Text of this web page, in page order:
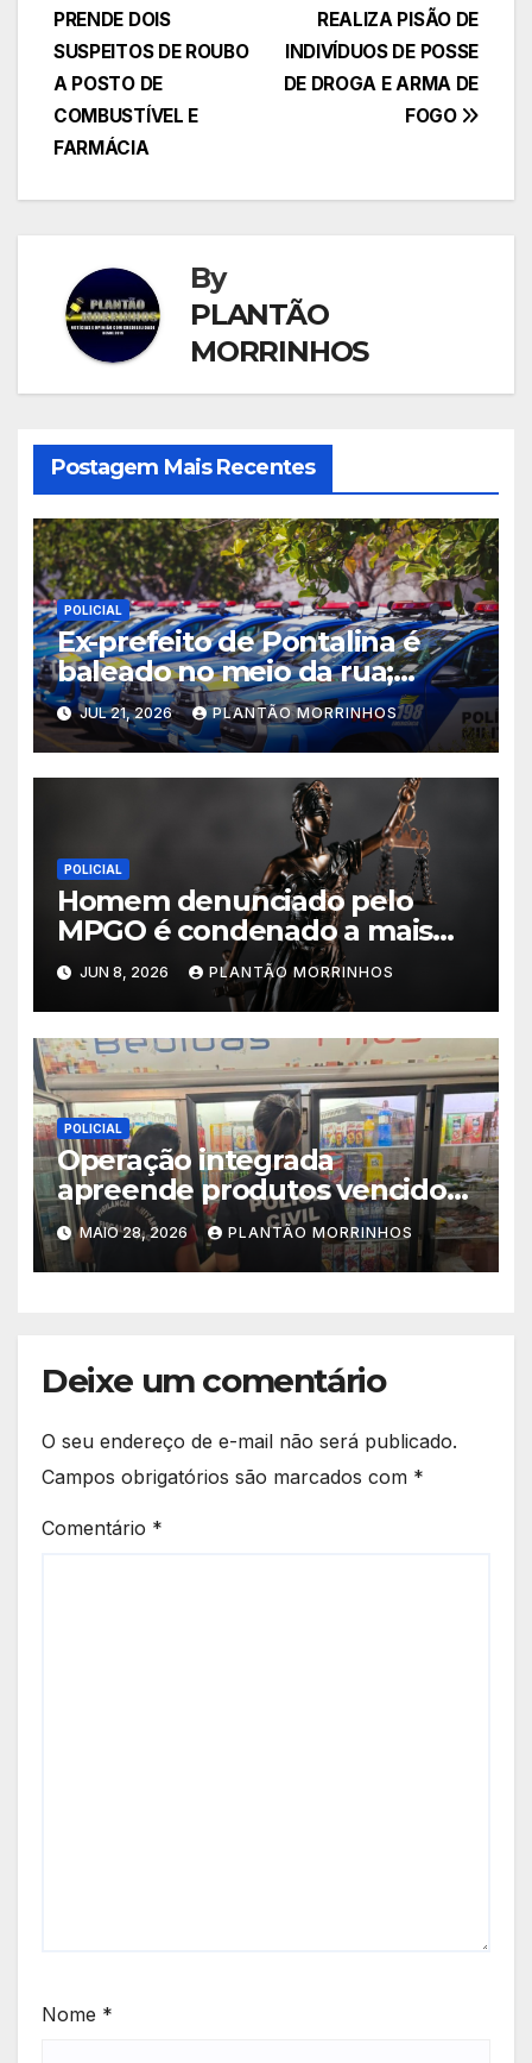
de
Post
REALIZA PISÃO DE
INDIVÍDUOS DE POSSE
DE DROGA E ARMA DE
FOGO
PRENDE DOIS
SUSPEITOS DE ROUBO
A POSTO DE
COMBUSTÍVEL E
FARMÁCIA
By
PLANTÃO
MORRINHOS
Postagem Mais Recentes
POLICIAL
Ex-prefeito de Pontalina é
baleado no meio da rua;
suspeito fugiu
JUL 21, 2026 PLANTÃO MORRINHOS
POLICIAL
Homem denunciado pelo
MPGO é condenado a mais
de 43 anos de prisão em caso
de feminicídio da ex-
companheira em Caldas
Novas
JUN 8, 2026 PLANTÃO MORRINHOS
POLICIAL
Operação integrada
apreende produtos vencidos
e impróprios para consumo
em supermercado de
Morrinhos
MAIO 28, 2026 PLANTÃO MORRINHOS
Deixe um comentário
O seu endereço de e-mail não será publicado.
Campos obrigatórios são marcados com *
Comentário *
Nome *